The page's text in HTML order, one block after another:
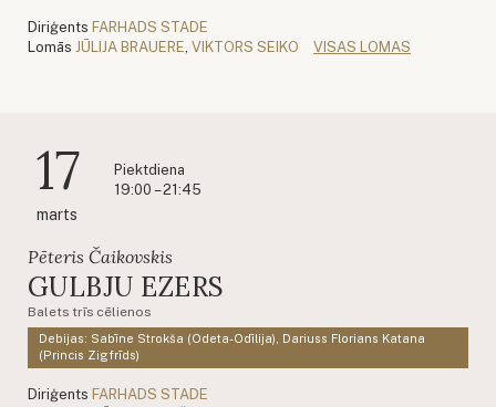
Diriģents FARHADS STADE
Lomās JŪLIJA BRAUERE VIKTORS SEIKO VISAS LOMAS
17
marts
Piektdiena
19:00 – 21:45
Pēteris Čaikovskis
GULBJU EZERS
Balets trīs cēlienos
Debijas: Sabīne Strokša (Odeta-Odīlija), Dariuss Florians Katana
(Princis Zigfrīds)
Diriģents FARHADS STADE